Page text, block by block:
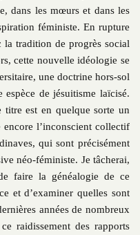
dans les mœurs et dans les
féministe. En rupture
tradition de progrès social
cette nouvelle idéologie se
une doctrine hors-sol
de jésuitisme laïcisé.
est en quelque sorte un
l’inconscient collectif
qui sont précisément
néo-féministe. Je tâcherai,
faire la généalogie de ce
et d’examiner quelles sont
années de nombreux
raidissement des rapports